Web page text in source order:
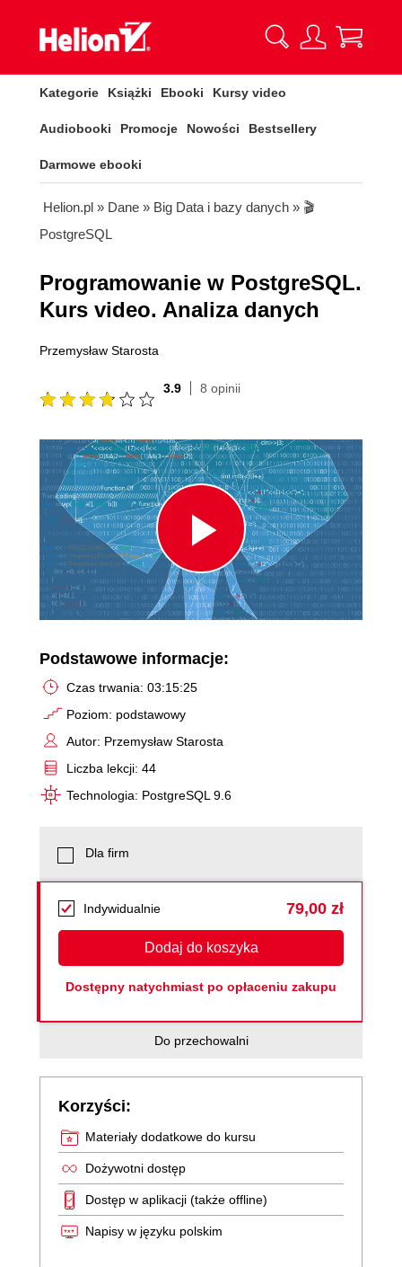
Kategorie Książki Ebooki Kursy video
Audiobooki Promocje Nowości Bestsellery
Darmowe ebooki
Helion.pl » Dane » Big Data i bazy danych » 🎬
PostgreSQL
Programowanie w PostgreSQL.
Kurs video. Analiza danych
Przemysław Starosta
3.9 8 opinii
Play
Video
Podstawowe informacje:
Czas trwania: 03:15:25
Poziom: podstawowy
Autor: Przemysław Starosta
Liczba lekcji: 44
Technologia: PostgreSQL 9.6
Dla firm
Indywidualnie 79,00 zł
Dodaj do koszyka
Dostępny natychmiast po opłaceniu zakupu
Do przechowalni
Korzyści:
Materiały dodatkowe do kursu
Dożywotni dostęp
Dostęp w aplikacji (także offline)
Napisy w języku polskim